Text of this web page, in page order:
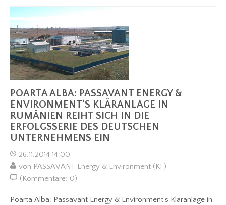
POARTA ALBA: PASSAVANT ENERGY &
ENVIRONMENT‘S KLÄRANLAGE IN
RUMÄNIEN REIHT SICH IN DIE
ERFOLGSSERIE DES DEUTSCHEN
UNTERNEHMENS EIN
26.11.2014 14:00
von PASSAVANT Energy & Environment (KF)
(Kommentare: 0)
Poarta Alba: Passavant Energy & Environment‘s Kläranlage in